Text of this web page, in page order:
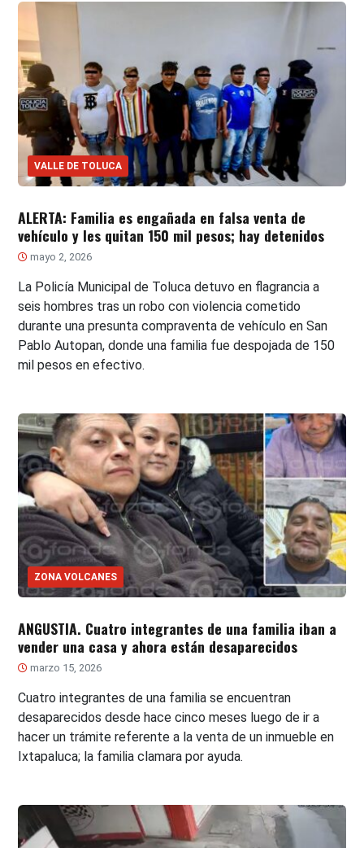
VALLE DE TOLUCA
ALERTA: Familia es engañada en falsa venta de
vehículo y les quitan 150 mil pesos; hay detenidos
mayo 2, 2026
La Policía Municipal de Toluca detuvo en flagrancia a
seis hombres tras un robo con violencia cometido
durante una presunta compraventa de vehículo en San
Pablo Autopan, donde una familia fue despojada de 150
mil pesos en efectivo.
ZONA VOLCANES
ANGUSTIA. Cuatro integrantes de una familia iban a
vender una casa y ahora están desaparecidos
marzo 15, 2026
Cuatro integrantes de una familia se encuentran
desaparecidos desde hace cinco meses luego de ir a
hacer un trámite referente a la venta de un inmueble en
Ixtapaluca; la familia clamara por ayuda.